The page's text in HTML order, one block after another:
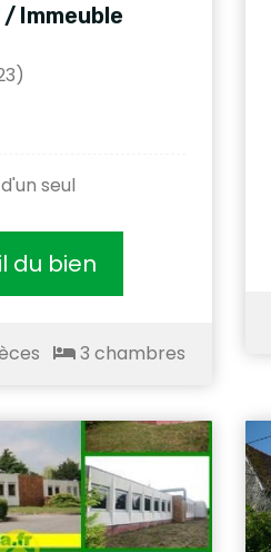
Immeuble
seul
du bien
3 chambres